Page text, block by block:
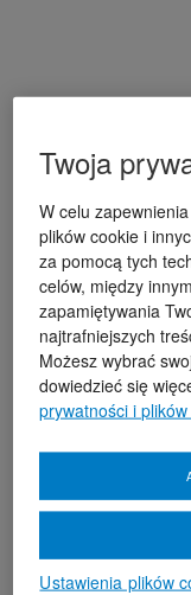
Twoja
W celu
plików cookie i
za pomocą tych
celów, między
zapamiętywania
najtrafniejszych
Możesz wybrać
dowiedzieć się
prywatności i
Ustawienia plików